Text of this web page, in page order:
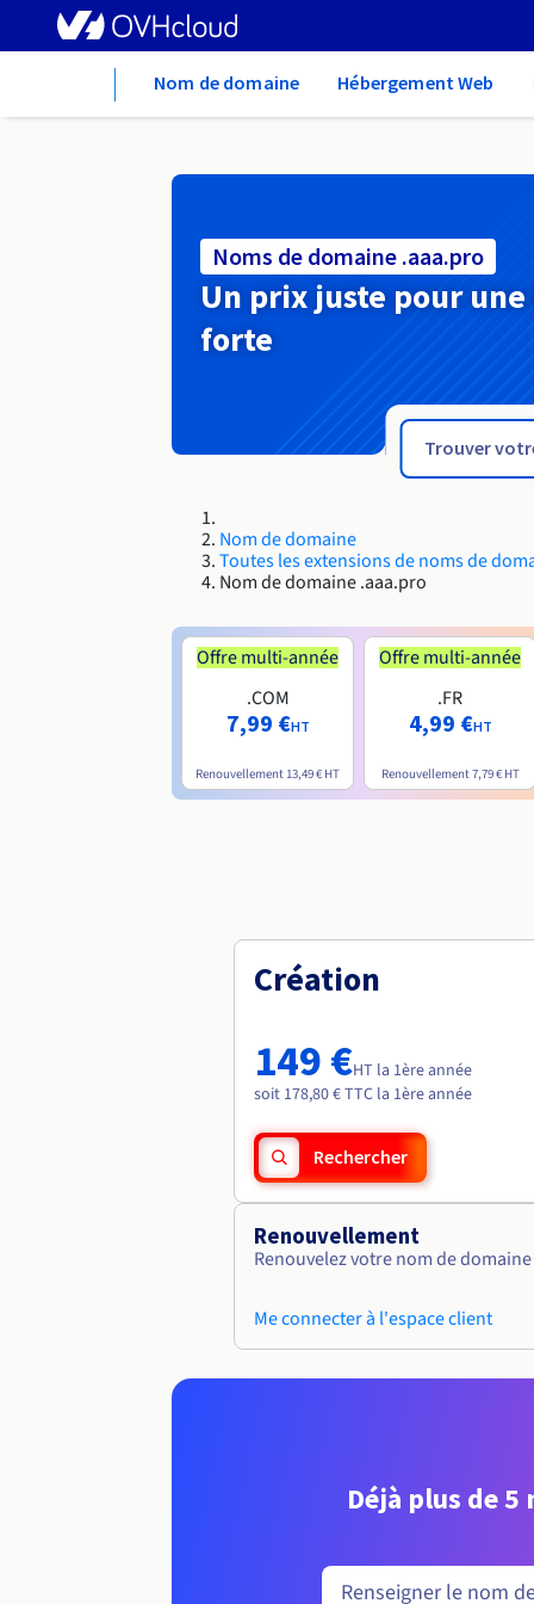
Nom de domaine Hébergement Web
Noms de domaine .aaa.pro
Un prix juste pour
forte
Nom de domaine
Toutes les extensions de noms de
Nom de domaine .aaa.pro
Offre multi-année
.COM
7,99 €HT
Renouvellement 13,49 € HT
Offre multi-année
.FR
4,99 €HT
Renouvellement7,79 € HT
Création
149 €HT la 1ère année
soit 178,80 € TTC la 1ère année
Rechercher
Renouvellement
Renouvelez votre nom de
Me connecter à l'espace client
Déjà plus de